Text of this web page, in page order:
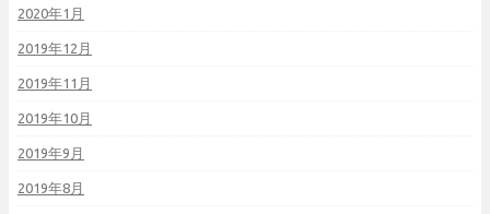
2020年1月
2019年12月
2019年11月
2019年10月
2019年9月
2019年8月